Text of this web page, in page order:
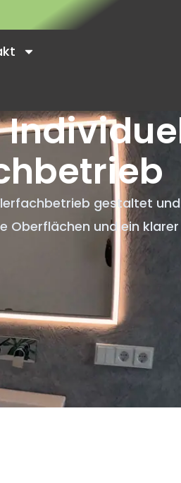
gestaltet
Oberflächen und ein